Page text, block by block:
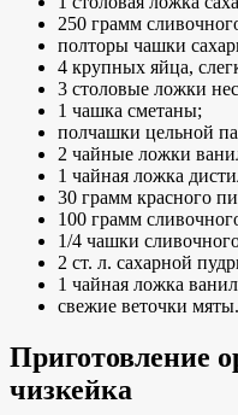
250 грамм
полторы чашки
4 крупных яйца,
3 столовые ложки
1 чашка сметаны;
полчашки цельной
2 чайные ложки
1 чайная ложка
30 грамм красного
100 грамм
1/4 чашки
2 ст. л. сахарной
1 чайная ложка
свежие веточки мяты.
Приготовление
чизкейка